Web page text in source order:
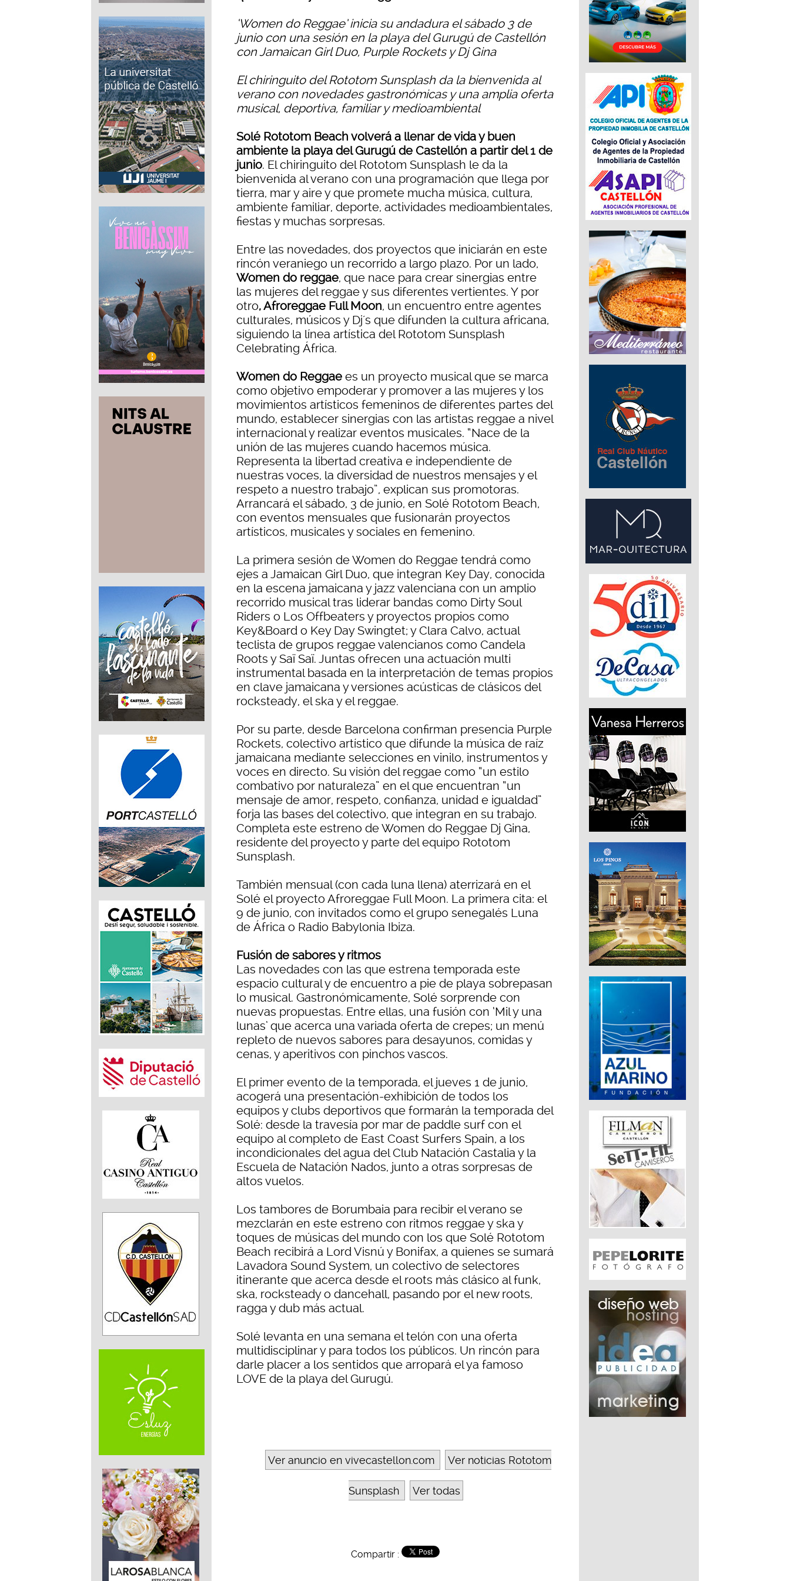
‘Women do Reggae’ inicia su andadura el sábado 3 de
junio con una sesión en la playa del Gurugú de Castellón
con Jamaican Girl Duo, Purple Rockets y Dj Gina
El chiringuito del Rototom Sunsplash da la bienvenida al
verano con novedades gastronómicas y una amplia oferta
musical, deportiva, familiar y medioambiental
Solé Rototom Beach volverá a llenar de vida y buen
ambiente la playa del Gurugú de Castellón a partir del 1 de
junio. El chiringuito del Rototom Sunsplash le da la
bienvenida al verano con una programación que llega por
tierra, mar y aire y que promete mucha música, cultura,
ambiente familiar, deporte, actividades medioambientales,
fiestas y muchas sorpresas.
Entre las novedades, dos proyectos que iniciarán en este
rincón veraniego un recorrido a largo plazo. Por un lado,
Women do reggae, que nace para crear sinergias entre
las mujeres del reggae y sus diferentes vertientes. Y por
otro, Afroreggae Full Moon, un encuentro entre agentes
culturales, músicos y Dj´s que difunden la cultura africana,
siguiendo la línea artística del Rototom Sunsplash
Celebrating África.
Women do Reggae es un proyecto musical que se marca
como objetivo empoderar y promover a las mujeres y los
movimientos artísticos femeninos de diferentes partes del
mundo, establecer sinergias con las artistas reggae a nivel
internacional y realizar eventos musicales. “Nace de la
unión de las mujeres cuando hacemos música.
Representa la libertad creativa e independiente de
nuestras voces, la diversidad de nuestros mensajes y el
respeto a nuestro trabajo”, explican sus promotoras.
Arrancará el sábado, 3 de junio, en Solé Rototom Beach,
con eventos mensuales que fusionarán proyectos
artísticos, musicales y sociales en femenino.
La primera sesión de Women do Reggae tendrá como
ejes a Jamaican Girl Duo, que integran Key Day, conocida
en la escena jamaicana y jazz valenciana con un amplio
recorrido musical tras liderar bandas como Dirty Soul
Riders o Los Offbeaters y proyectos propios como
Key&Board o Key Day Swingtet; y Clara Calvo, actual
teclista de grupos reggae valencianos como Candela
Roots y Saï Saï. Juntas ofrecen una actuación multi
instrumental basada en la interpretación de temas propios
en clave jamaicana y versiones acústicas de clásicos del
rocksteady, el ska y el reggae.
Por su parte, desde Barcelona confirman presencia Purple
Rockets, colectivo artístico que difunde la música de raíz
jamaicana mediante selecciones en vinilo, instrumentos y
voces en directo. Su visión del reggae como “un estilo
combativo por naturaleza” en el que encuentran “un
mensaje de amor, respeto, confianza, unidad e igualdad”
forja las bases del colectivo, que integran en su trabajo.
Completa este estreno de Women do Reggae Dj Gina,
residente del proyecto y parte del equipo Rototom
Sunsplash.
También mensual (con cada luna llena) aterrizará en el
Solé el proyecto Afroreggae Full Moon. La primera cita: el
9 de junio, con invitados como el grupo senegalés Luna
de África o Radio Babylonia Ibiza.
Fusión de sabores y ritmos
Las novedades con las que estrena temporada este
espacio cultural y de encuentro a pie de playa sobrepasan
lo musical. Gastronómicamente, Solé sorprende con
nuevas propuestas. Entre ellas, una fusión con ‘Mil y una
lunas’ que acerca una variada oferta de crepes; un menú
repleto de nuevos sabores para desayunos, comidas y
cenas, y aperitivos con pinchos vascos.
El primer evento de la temporada, el jueves 1 de junio,
acogerá una presentación-exhibición de todos los
equipos y clubs deportivos que formarán la temporada del
Solé: desde la travesía por mar de paddle surf con el
equipo al completo de East Coast Surfers Spain, a los
incondicionales del agua del Club Natación Castalia y la
Escuela de Natación Nados, junto a otras sorpresas de
altos vuelos.
Los tambores de Borumbaia para recibir el verano se
mezclarán en este estreno con ritmos reggae y ska y
toques de músicas del mundo con los que Solé Rototom
Beach recibirá a Lord Visnú y Bonifax, a quienes se sumará
Lavadora Sound System, un colectivo de selectores
itinerante que acerca desde el roots más clásico al funk,
ska, rocksteady o dancehall, pasando por el new roots,
ragga y dub más actual.
Solé levanta en una semana el telón con una oferta
multidisciplinar y para todos los públicos. Un rincón para
darle placer a los sentidos que arropará el ya famoso
LOVE de la playa del Gurugú.
Ver anuncio en vivecastellon.com Ver noticias Rototom
Sunsplash Ver todas
Compartir :